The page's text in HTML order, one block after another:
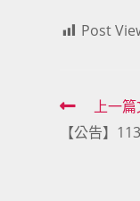
Post
Read
more
上一
【公告】